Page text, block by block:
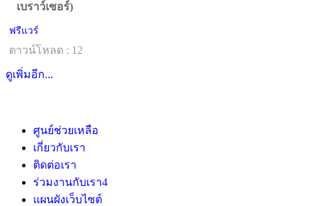
เบราว์เซอร์)
ฟรีแวร์
ดาวน์โหลด : 12
ดูเพิ่มอีก...
ศูนย์ช่วยเหลือ
เกี่ยวกับเรา
ติดต่อเรา
ร่วมงานกับเรา4
แผนผังเว็บไซต์